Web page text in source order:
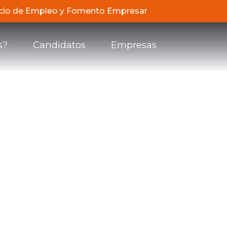
Empleo y Fomento Empresarial de
Candidatos Empresas